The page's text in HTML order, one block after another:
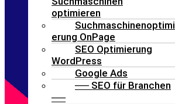
optimieren
Suchmaschinenoptimi
erung OnPage
SEO Optimierung
WordPress
Google Ads
── SEO für Branchen
──